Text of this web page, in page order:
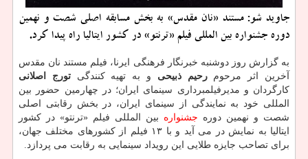
جاوید شو: مستند «نان مقدس» به بخش مسابقه اصلی شصت و نهمین
دوره جشنواره بین المللی فیلم «ترنتو» در کشور ایتالیا راه پیدا کرد.
به گزارش روز دوشنبه خبرنگار فرهنگی ایرنا، فیلم مستند نان مقدس
آخرین اثر مرحوم رحیم ذبیحی و به تهیه کنندگیتورج اصلانی
کارگردان و مدیرفیلمبرداری سینمای ایران؛ در چهارمین حضور بین
المللی خود به نمایندگی از سینمای ایران، در بخش رقابتی اصلی
شصت و نهمین دوره جشنواره بین المللی فیلم «ترنتو» در کشور
ایتالیا به نمایش در می آید و با ۱۳ فیلم از کشورهای مختلف جهان،
برای تصاحب جایزه طلایی این رویداد سینمایی به رقابت می پردازد.